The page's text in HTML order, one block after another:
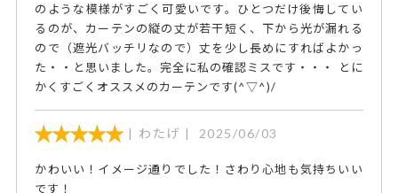
のような模様がすごく可愛いです。ひとつだけ後悔してい
るのが、カーテンの縦の丈が若干短く、下から光が漏れる
ので（遮光バッチリなので）丈を少し長めにすればよかっ
た・・と思いました。完全に私の確認ミスです・・・ とに
かくすごくオススメのカーテンです(^▽^)/
わたげ 2025/06/03
かわいい！イメージ通りでした！さわり心地も気持ちいい
です！